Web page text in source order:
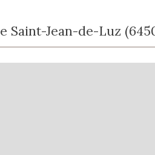
Saint-Jean-de-Luz